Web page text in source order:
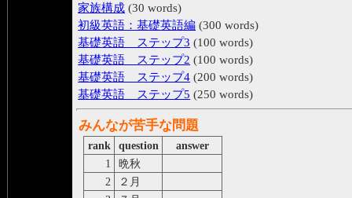
家族構成 (30 words)
初級英語：基礎英語編 (300 words)
基礎英語 ステップ3 (100 words)
基礎英語 ステップ2 (100 words)
基礎英語 ステップ4 (200 words)
基礎英語 ステップ5 (250 words)
みんなが苦手な問題
rank question
answer
1
晩秋
2
２月